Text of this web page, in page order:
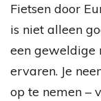
Fietsen door
is niet alleen
een geweldige
ervaren. Je
op te nemen –